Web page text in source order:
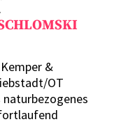
&
OT